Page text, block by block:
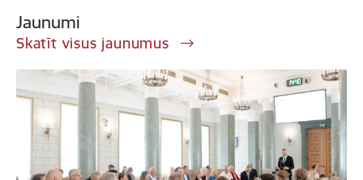
Jaunumi
Skatīt visus jaunumus